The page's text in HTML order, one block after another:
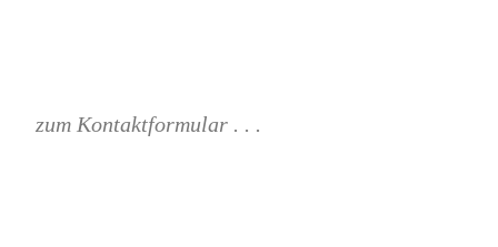
zum Kontaktformular . . .